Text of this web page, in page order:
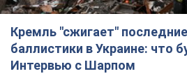
Кремль "сжигает"
баллистики в Украине: что
Интервью с Шарпом